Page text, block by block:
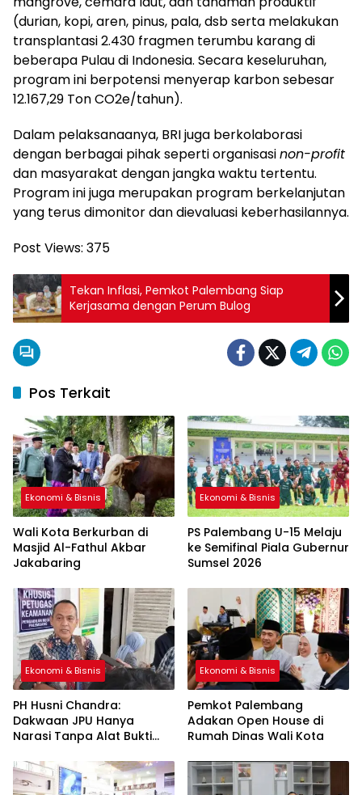
(durian, kopi, aren, pinus, pala, dsb serta melakukan
transplantasi 2.430 fragmen terumbu karang di
beberapa Pulau di Indonesia. Secara keseluruhan,
program ini berpotensi menyerap karbon sebesar
12.167,29 Ton CO2e/tahun).
Dalam pelaksanaanya, BRI juga berkolaborasi
dengan berbagai pihak seperti organisasinon-profit
dan masyarakat dengan jangka waktu tertentu.
Program ini juga merupakan program berkelanjutan
yang terus dimonitor dan dievaluasi keberhasilannya.
Post Views: 375
Tekan Inflasi, Pemkot Palembang Siap
Kerjasama dengan Perum Bulog
Pos Terkait
Ekonomi & Bisnis
Wali Kota Berkurban di
Masjid Al-Fathul Akbar
Jakabaring
Ekonomi & Bisnis
PS Palembang U-15 Melaju
ke Semifinal Piala Gubernur
Sumsel 2026
Ekonomi & Bisnis
PH Husni Chandra:
Dakwaan JPU Hanya
Narasi Tanpa Alat Bukti
Ekonomi & Bisnis
Pemkot Palembang
Adakan Open House di
Rumah Dinas Wali Kota